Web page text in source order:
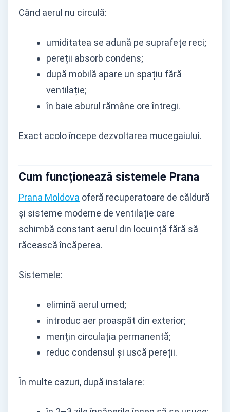
Când aerul nu circulă:
umiditatea se adună pe suprafețe reci;
pereții absorb condens;
după mobilă apare un spațiu fără
ventilație;
în baie aburul rămâne ore întregi.
Exact acolo începe dezvoltarea mucegaiului.
Cum funcționează sistemele Prana
Prana Moldova oferă recuperatoare de căldură
și sisteme moderne de ventilație care
schimbă constant aerul din locuință fără să
răcească încăperea.
Sistemele:
elimină aerul umed;
introduc aer proaspăt din exterior;
mențin circulația permanentă;
reduc condensul și uscă pereții.
În multe cazuri, după instalare: